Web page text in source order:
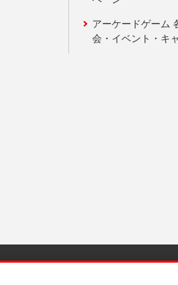
アーケードゲーム
会・イベント・キ